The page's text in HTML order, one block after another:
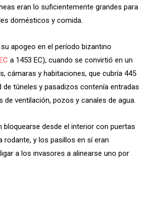
eran lo suficientemente grandes para
domésticos y comida.
apogeo en el período bizantino
a 1453 EC), cuando se convirtió en un
cámaras y habitaciones, que cubría 445
de túneles y pasadizos contenía entradas
de ventilación, pozos y canales de agua.
bloquearse desde el interior con puertas
rodante, y los pasillos en sí eran
a los invasores a alinearse uno por